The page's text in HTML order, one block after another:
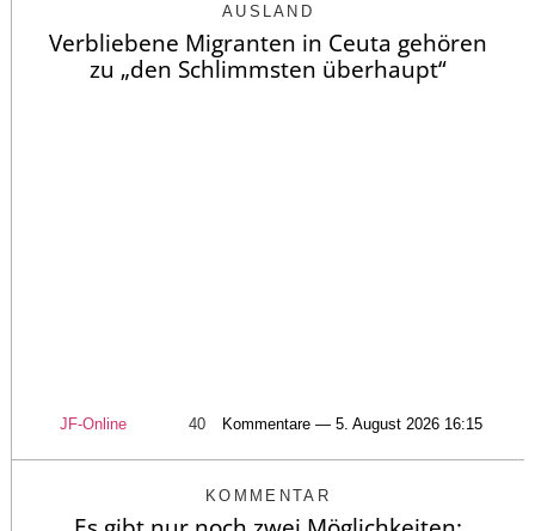
AUSLAND
Verbliebene Migranten in Ceuta gehören
zu „den Schlimmsten überhaupt“
JF-Online 40 Kommentare — 5. August 2026 16:15
KOMMENTAR